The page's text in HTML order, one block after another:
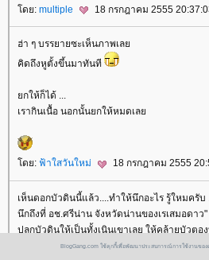
ดย: multiple 18 กรกฎาคม 2555
ฮ่า ๆ บรรยายซะเห็นภาพเล
คิดถึงหูตั้งขึ้นมาทันที
กให้ก็ได้ ...
เรากินเนื้อ นอกนั้นยกให้หมดเล
ดย: ฟ้าใสวันใหม่ 18 กรกฎาคม 2555
เห็นดอกบัวดินนี้แล้ว....ทำให้นึกอะไร รู้ใหมครับ
นึกถึงที่ อช.ศรีน่าน จังหวัดน่านของเรเสมอดาว
ปลูกบัวดินให้เป็นทั้งเนินเขาเลย ให้คล้ายบัวตอ
บบเลยนะครับ เพราะเขาคงจะชอบเพราะอา
BlogGang.com ใช้คุกกี้เพื่อพัฒนาประสบการณ์การใช้งานขอ